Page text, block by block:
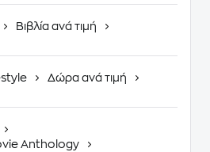
Βιβλία ανά τιμή
Δώρα ανά τιμή
Anthology